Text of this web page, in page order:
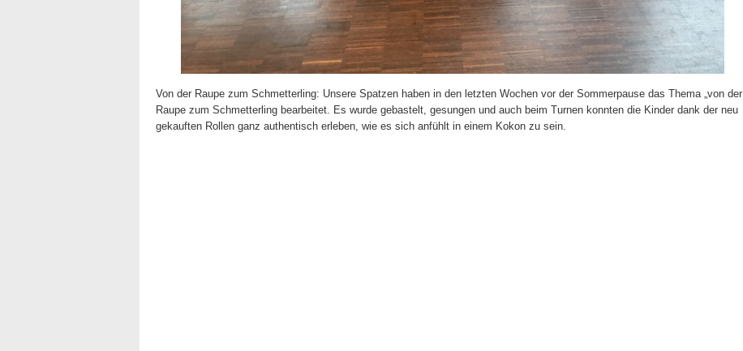
Von der Raupe zum Schmetterling: Unsere Spatzen haben in den letzten Wochen vor der Sommerpause das Thema „von der
Raupe zum Schmetterling bearbeitet. Es wurde gebastelt, gesungen und auch beim Turnen konnten die Kinder dank der neu
gekauften Rollen ganz authentisch erleben, wie es sich anfühlt in einem Kokon zu sein.